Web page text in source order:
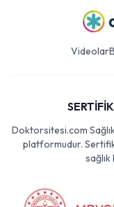
Videolar
Doktorsitesi.com
platformudur.